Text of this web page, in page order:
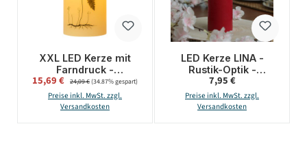
XXL LED Kerze mit
Farndruck -
Echtwachs -
flackernde LED - H:
25cm - D: 12cm -
Verkaufspreis:
15,69 € Regulärer Preis:
24,09 €(34.87% gespart)
Preise inkl. MwSt. zzgl.
Versandkosten
LED Kerze LINA -
Rustik-Optik -
Echtwachs - 3D
Flamme - H: 15cm - D:
7cm - Batterie - Timer
Regulärer Preis:
7,95 €
Preise inkl. MwSt. zzgl.
Versandkosten